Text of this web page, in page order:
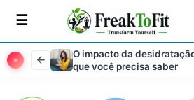
O impacto da
que você precisa saber